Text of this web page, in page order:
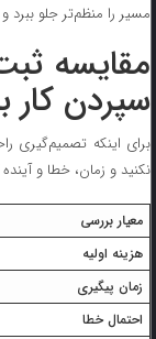
مسیر را منظم‌تر جلو ببرد و
مقایسه
سپردن
برای اینکه تصمیم‌گیری
نکنید و زمان، خطا و
معیار بررسی
هزینه اولیه
زمان پیگیری
احتمال خطا